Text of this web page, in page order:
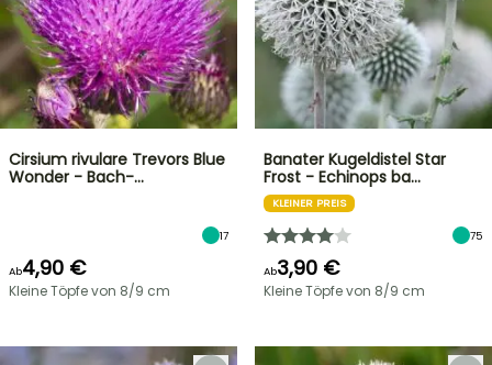
Cirsium rivulare Trevors Blue
Wonder - Bach-…
17
Ab4,90 €
Kleine Töpfe von 8/9 cm
Banater Kugeldistel Star
Frost - Echinops ba…
KLEINER PREIS
75
Ab3,90 €
Kleine Töpfe von 8/9 cm